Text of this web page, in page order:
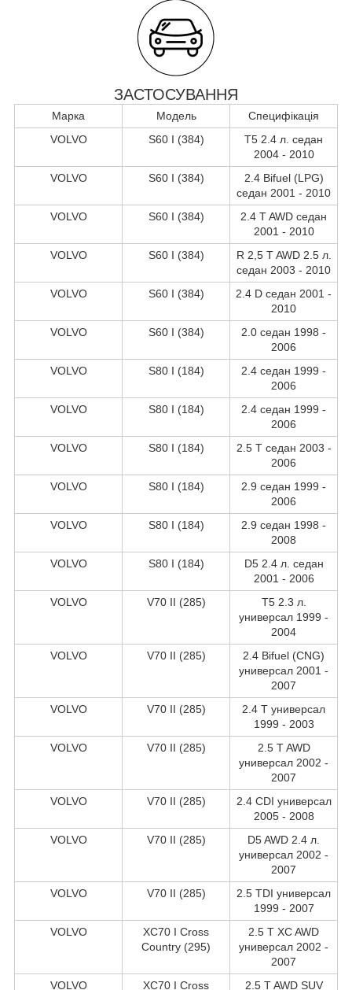
ЗАСТОСУВАННЯ
Марка Модель
Специфікація
VOLVO
S60 I (384)
T5 2.4 л. седан
2004 - 2010
VOLVO
S60 I (384)
2.4 Bifuel (LPG)
седан 2001 - 2010
VOLVO
S60 I (384)
2.4 T AWD седан
2001 - 2010
VOLVO
S60 I (384)
R 2,5 T AWD 2.5 л.
седан 2003 - 2010
VOLVO
S60 I (384)
2.4 D седан 2001 -
2010
VOLVO
S60 I (384)
2.0 седан 1998 -
2006
VOLVO
S80 I (184)
2.4 седан 1999 -
2006
VOLVO
S80 I (184)
2.4 седан 1999 -
2006
VOLVO
S80 I (184)
2.5 T седан 2003 -
2006
VOLVO
S80 I (184)
2.9 седан 1999 -
2006
VOLVO
S80 I (184)
2.9 седан 1998 -
2008
VOLVO
S80 I (184)
D5 2.4 л. седан
2001 - 2006
VOLVO
V70 II (285)
T5 2.3 л.
универсал 1999 -
2004
VOLVO
V70 II (285)
2.4 Bifuel (CNG)
универсал 2001 -
2007
VOLVO
V70 II (285)
2.4 T универсал
1999 - 2003
VOLVO
V70 II (285)
2.5 T AWD
универсал 2002 -
2007
VOLVO
V70 II (285)
2.4 CDI универсал
2005 - 2008
VOLVO
V70 II (285)
D5 AWD 2.4 л.
универсал 2002 -
2007
VOLVO
V70 II (285)
2.5 TDI универсал
1999 - 2007
VOLVO
XC70 I Cross
Country (295)
2.5 T XC AWD
универсал 2002 -
2007
VOLVO
XC70 I Cross
2.5 T AWD SUV